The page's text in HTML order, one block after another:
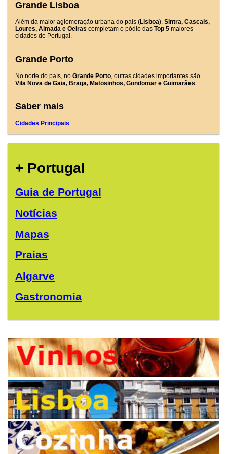
Grande Lisboa
Além da maior aglomeração urbana do país (Lisboa), Sintra, Cascais,
Loures, Almada e Oeiras completam o pódio das Top 5 maiores
cidades de Portugal.
Grande Porto
No norte do país, no Grande Porto , outras cidades importantes são
Vila Nova de Gaia, Braga, Matosinhos, Gondomar e Guimarães
Saber mais
Cidades Principais
+ Portugal
Guia de Portugal
Notícias
Mapas
Praias
Algarve
Gastronomia